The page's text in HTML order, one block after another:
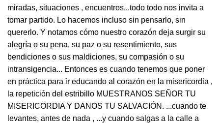
miradas, situaciones , encuentros...todo todo nos invita a
tomar partido. Lo hacemos incluso sin pensarlo, sin
quererlo. Y notamos cómo nuestro corazón deja surgir su
alegría o su pena, su paz o su resentimiento, sus
bendiciones o sus maldiciones, su compasión o su
intransigencia... Entonces es cuando tenemos que poner
en práctica para ir educando al corazón en la misericordia ,
la repetición del estribillo MUESTRANOS SEÑOR TU
MISERICORDIA Y DANOS TU SALVACIÓN. ...cuando te
levantes, antes de nada , ...y cuando salgas a la calle a